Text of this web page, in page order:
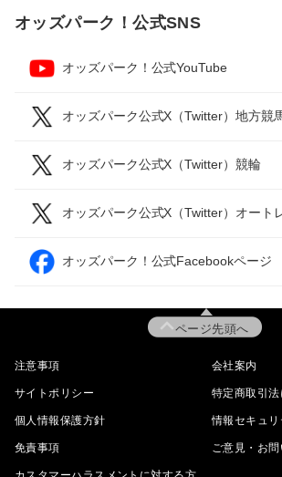
オッズパーク！公式SNS
オッズパーク！公式YouTube
オッズパーク公式X（Twitter）地方競
オッズパーク公式X（Twitter）競輪
オッズパーク公式X（Twitter）オート
オッズパーク！公式Facebookページ
ページ先頭へ
注意事項 会社案内
サイトポリシー 特定商取引
個人情報保護方針 情報セキュ
免責事項 ご意見・お